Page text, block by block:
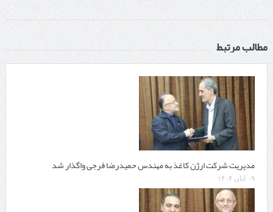
مطالب مرتبط
مدیریت شرکت ارژن کاغذ به مهندس حمیدرضا فرجی واگذار شد
۰۹ آبان ۱۴۰۴